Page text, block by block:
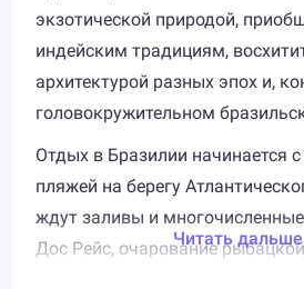
экзотической природой,
индейским традициям,
архитектурой разных эпох и,
головокружительном
Отдых в Бразилии начинается
пляжей на берегу
ждут заливы и
Дос Рейс, очарованиеЧитать дальше